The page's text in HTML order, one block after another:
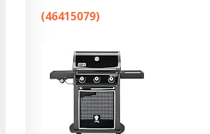
(46415079)